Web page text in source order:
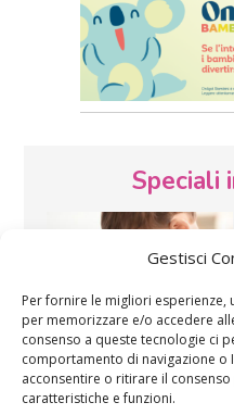
Gestisci
Per fornire le migliori
per memorizzare e/o accedere
consenso a queste tecnologie ci
comportamento di navigazione o
acconsentire o ritirare il
caratteristiche e funzioni.
Speciali
Vaccini